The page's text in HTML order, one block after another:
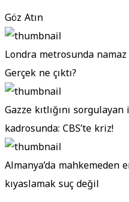
Göz Atın
Londra metrosunda
Gerçek ne çıktı?
Gazze kıtlığını
kadrosunda: CBS’te kriz!
Almanya’da
kıyaslamak suç değil